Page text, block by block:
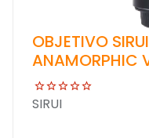
OBJETIVO
ANAMORPHIC
SIRUI